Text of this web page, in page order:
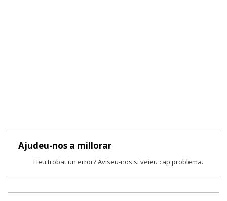
Ajudeu-nos a millorar
Heu trobat un error? Aviseu-nos si veieu cap problema.